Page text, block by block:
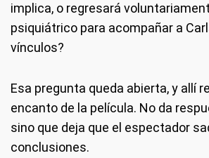
implica, o regresará
psiquiátrico para acompañar a
vínculos?
Esa pregunta queda abierta, y allí
encanto de la película. No da
sino que deja que el espectador
conclusiones.